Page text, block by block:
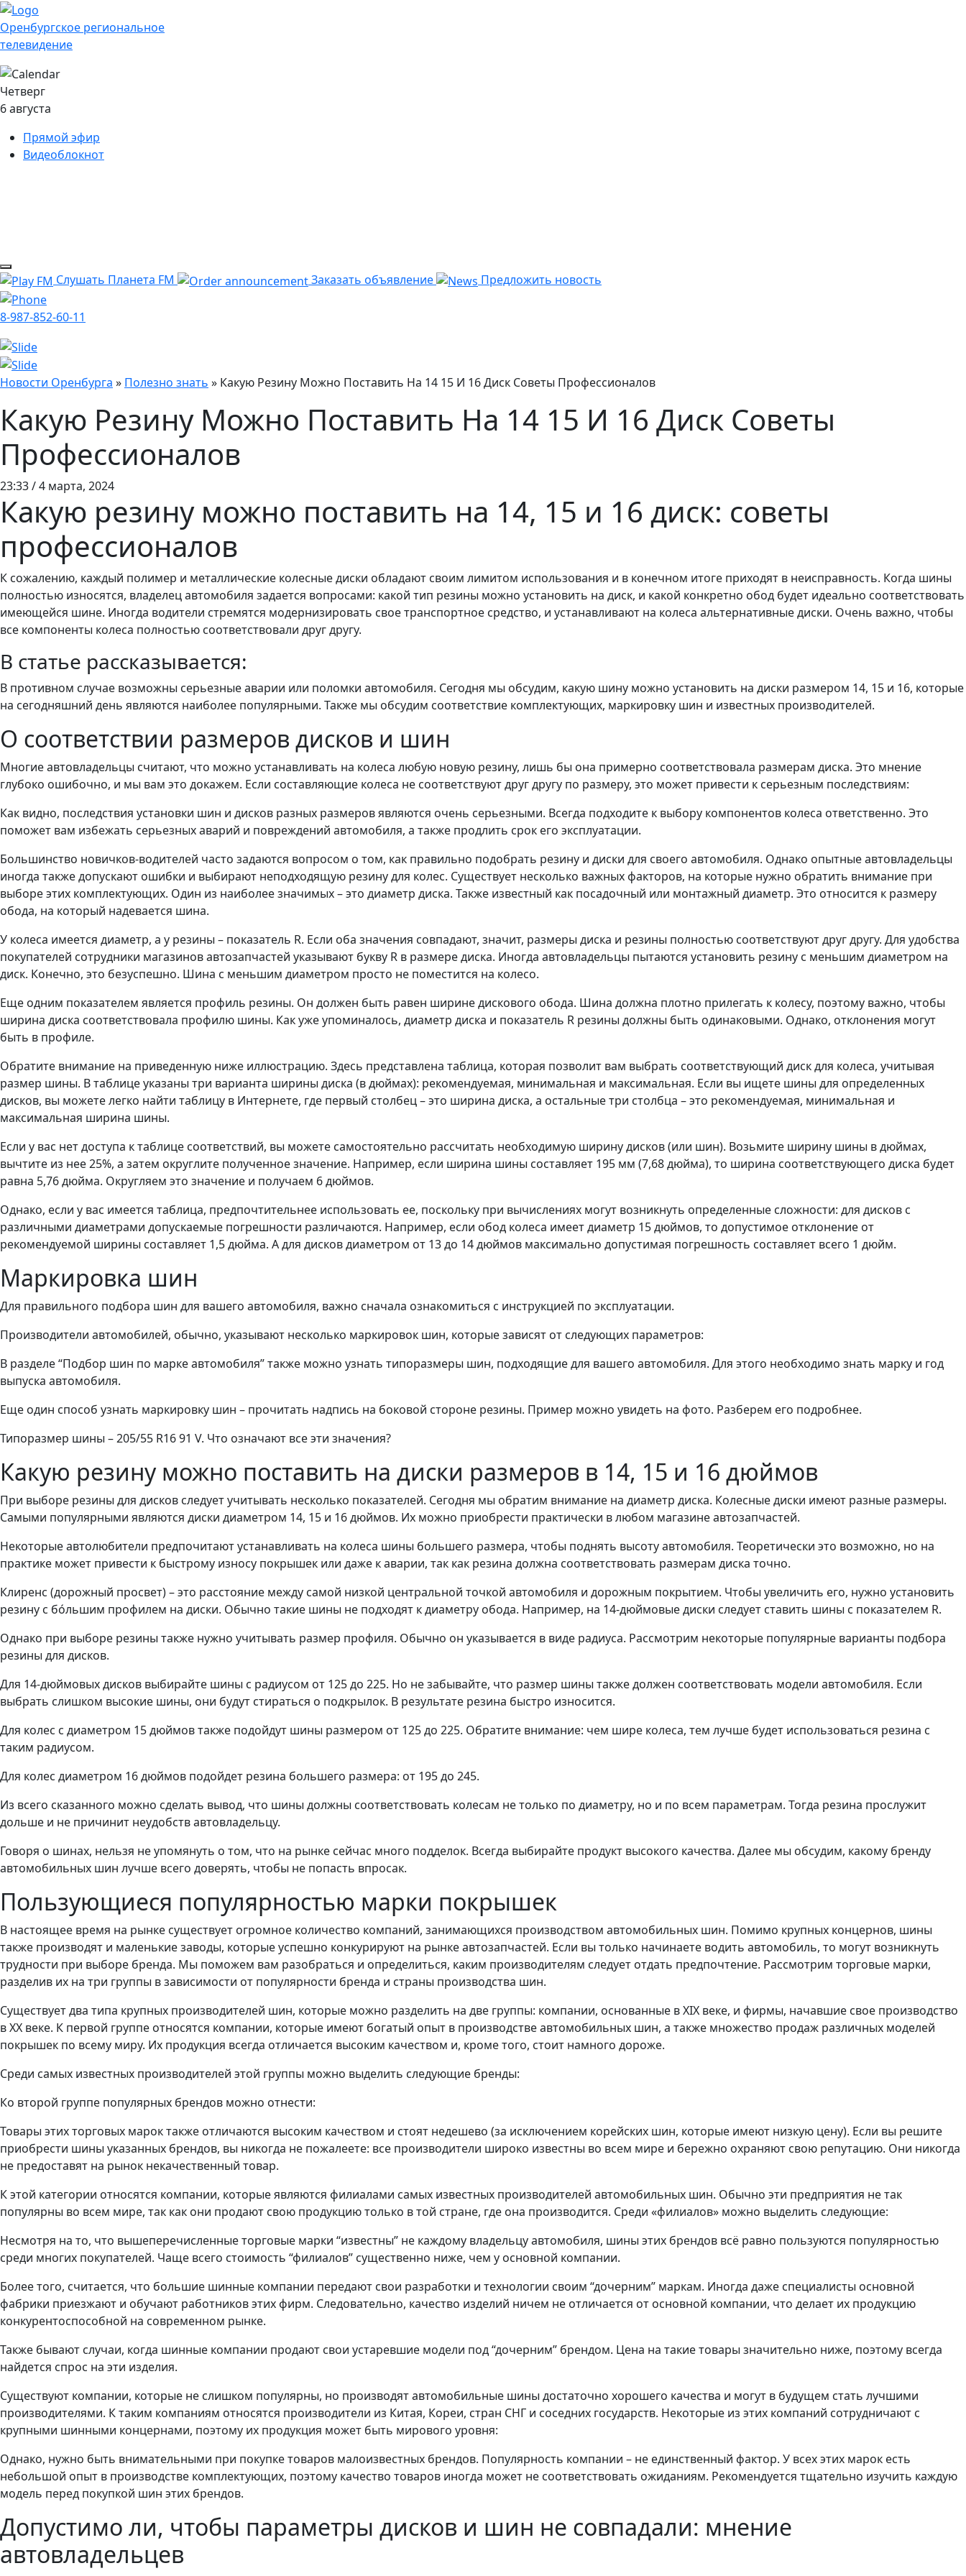
Оренбургское региональное
телевидение
Четверг
6 августа
Прямой эфир
Видеоблокнот
Слушать Планета FM Заказать объявление Предложить новость
8-987-852-60-11
Новости Оренбурга » Полезно знать » Какую Резину Можно Поставить На 14 15 И 16 Диск Советы Профессионалов
Какую Резину Можно Поставить На 14 15 И 16 Диск Советы
Профессионалов
23:33 / 4 марта, 2024
Какую резину можно поставить на 14, 15 и 16 диск: советы
профессионалов
К сожалению, каждый полимер и металлические колесные диски обладают своим лимитом использования и в конечном итоге приходят в неисправность. Когда шины
полностью износятся, владелец автомобиля задается вопросами: какой тип резины можно установить на диск, и какой конкретно обод будет идеально соответствовать
имеющейся шине. Иногда водители стремятся модернизировать свое транспортное средство, и устанавливают на колеса альтернативные диски. Очень важно, чтобы
все компоненты колеса полностью соответствовали друг другу.
В статье рассказывается:
В противном случае возможны серьезные аварии или поломки автомобиля. Сегодня мы обсудим, какую шину можно установить на диски размером 14, 15 и 16, которые
на сегодняшний день являются наиболее популярными. Также мы обсудим соответствие комплектующих, маркировку шин и известных производителей.
О соответствии размеров дисков и шин
Многие автовладельцы считают, что можно устанавливать на колеса любую новую резину, лишь бы она примерно соответствовала размерам диска. Это мнение
глубоко ошибочно, и мы вам это докажем. Если составляющие колеса не соответствуют друг другу по размеру, это может привести к серьезным последствиям:
Как видно, последствия установки шин и дисков разных размеров являются очень серьезными. Всегда подходите к выбору компонентов колеса ответственно. Это
поможет вам избежать серьезных аварий и повреждений автомобиля, а также продлить срок его эксплуатации.
Большинство новичков-водителей часто задаются вопросом о том, как правильно подобрать резину и диски для своего автомобиля. Однако опытные автовладельцы
иногда также допускают ошибки и выбирают неподходящую резину для колес. Существует несколько важных факторов, на которые нужно обратить внимание при
выборе этих комплектующих. Один из наиболее значимых – это диаметр диска. Также известный как посадочный или монтажный диаметр. Это относится к размеру
обода, на который надевается шина.
У колеса имеется диаметр, а у резины – показатель R. Если оба значения совпадают, значит, размеры диска и резины полностью соответствуют друг другу. Для удобства
покупателей сотрудники магазинов автозапчастей указывают букву R в размере диска. Иногда автовладельцы пытаются установить резину с меньшим диаметром на
диск. Конечно, это безуспешно. Шина с меньшим диаметром просто не поместится на колесо.
Еще одним показателем является профиль резины. Он должен быть равен ширине дискового обода. Шина должна плотно прилегать к колесу, поэтому важно, чтобы
ширина диска соответствовала профилю шины. Как уже упоминалось, диаметр диска и показатель R резины должны быть одинаковыми. Однако, отклонения могут
быть в профиле.
Обратите внимание на приведенную ниже иллюстрацию. Здесь представлена таблица, которая позволит вам выбрать соответствующий диск для колеса, учитывая
размер шины. В таблице указаны три варианта ширины диска (в дюймах): рекомендуемая, минимальная и максимальная. Если вы ищете шины для определенных
дисков, вы можете легко найти таблицу в Интернете, где первый столбец – это ширина диска, а остальные три столбца – это рекомендуемая, минимальная и
максимальная ширина шины.
Если у вас нет доступа к таблице соответствий, вы можете самостоятельно рассчитать необходимую ширину дисков (или шин). Возьмите ширину шины в дюймах,
вычтите из нее 25%, а затем округлите полученное значение. Например, если ширина шины составляет 195 мм (7,68 дюйма), то ширина соответствующего диска будет
равна 5,76 дюйма. Округляем это значение и получаем 6 дюймов.
Однако, если у вас имеется таблица, предпочтительнее использовать ее, поскольку при вычислениях могут возникнуть определенные сложности: для дисков с
различными диаметрами допускаемые погрешности различаются. Например, если обод колеса имеет диаметр 15 дюймов, то допустимое отклонение от
рекомендуемой ширины составляет 1,5 дюйма. А для дисков диаметром от 13 до 14 дюймов максимально допустимая погрешность составляет всего 1 дюйм.
Маркировка шин
Для правильного подбора шин для вашего автомобиля, важно сначала ознакомиться с инструкцией по эксплуатации.
Производители автомобилей, обычно, указывают несколько маркировок шин, которые зависят от следующих параметров:
В разделе “Подбор шин по марке автомобиля” также можно узнать типоразмеры шин, подходящие для вашего автомобиля. Для этого необходимо знать марку и год
выпуска автомобиля.
Еще один способ узнать маркировку шин – прочитать надпись на боковой стороне резины. Пример можно увидеть на фото. Разберем его подробнее.
Типоразмер шины – 205/55 R16 91 V. Что означают все эти значения?
Какую резину можно поставить на диски размеров в 14, 15 и 16 дюймов
При выборе резины для дисков следует учитывать несколько показателей. Сегодня мы обратим внимание на диаметр диска. Колесные диски имеют разные размеры.
Самыми популярными являются диски диаметром 14, 15 и 16 дюймов. Их можно приобрести практически в любом магазине автозапчастей.
Некоторые автолюбители предпочитают устанавливать на колеса шины большего размера, чтобы поднять высоту автомобиля. Теоретически это возможно, но на
практике может привести к быстрому износу покрышек или даже к аварии, так как резина должна соответствовать размерам диска точно.
Клиренс (дорожный просвет) – это расстояние между самой низкой центральной точкой автомобиля и дорожным покрытием. Чтобы увеличить его, нужно установить
резину с бóльшим профилем на диски. Обычно такие шины не подходят к диаметру обода. Например, на 14-дюймовые диски следует ставить шины с показателем R.
Однако при выборе резины также нужно учитывать размер профиля. Обычно он указывается в виде радиуса. Рассмотрим некоторые популярные варианты подбора
резины для дисков.
Для 14-дюймовых дисков выбирайте шины с радиусом от 125 до 225. Но не забывайте, что размер шины также должен соответствовать модели автомобиля. Если
выбрать слишком высокие шины, они будут стираться о подкрылок. В результате резина быстро износится.
Для колес с диаметром 15 дюймов также подойдут шины размером от 125 до 225. Обратите внимание: чем шире колеса, тем лучше будет использоваться резина с
таким радиусом.
Для колес диаметром 16 дюймов подойдет резина большего размера: от 195 до 245.
Из всего сказанного можно сделать вывод, что шины должны соответствовать колесам не только по диаметру, но и по всем параметрам. Тогда резина прослужит
дольше и не причинит неудобств автовладельцу.
Говоря о шинах, нельзя не упомянуть о том, что на рынке сейчас много подделок. Всегда выбирайте продукт высокого качества. Далее мы обсудим, какому бренду
автомобильных шин лучше всего доверять, чтобы не попасть впросак.
Пользующиеся популярностью марки покрышек
В настоящее время на рынке существует огромное количество компаний, занимающихся производством автомобильных шин. Помимо крупных концернов, шины
также производят и маленькие заводы, которые успешно конкурируют на рынке автозапчастей. Если вы только начинаете водить автомобиль, то могут возникнуть
трудности при выборе бренда. Мы поможем вам разобраться и определиться, каким производителям следует отдать предпочтение. Рассмотрим торговые марки,
разделив их на три группы в зависимости от популярности бренда и страны производства шин.
Существует два типа крупных производителей шин, которые можно разделить на две группы: компании, основанные в XIX веке, и фирмы, начавшие свое производство
в XX веке. К первой группе относятся компании, которые имеют богатый опыт в производстве автомобильных шин, а также множество продаж различных моделей
покрышек по всему миру. Их продукция всегда отличается высоким качеством и, кроме того, стоит намного дороже.
Среди самых известных производителей этой группы можно выделить следующие бренды:
Ко второй группе популярных брендов можно отнести:
Товары этих торговых марок также отличаются высоким качеством и стоят недешево (за исключением корейских шин, которые имеют низкую цену). Если вы решите
приобрести шины указанных брендов, вы никогда не пожалеете: все производители широко известны во всем мире и бережно охраняют свою репутацию. Они никогда
не предоставят на рынок некачественный товар.
К этой категории относятся компании, которые являются филиалами самых известных производителей автомобильных шин. Обычно эти предприятия не так
популярны во всем мире, так как они продают свою продукцию только в той стране, где она производится. Среди «филиалов» можно выделить следующие:
Несмотря на то, что вышеперечисленные торговые марки “известны” не каждому владельцу автомобиля, шины этих брендов всё равно пользуются популярностью
среди многих покупателей. Чаще всего стоимость “филиалов” существенно ниже, чем у основной компании.
Более того, считается, что большие шинные компании передают свои разработки и технологии своим “дочерним” маркам. Иногда даже специалисты основной
фабрики приезжают и обучают работников этих фирм. Следовательно, качество изделий ничем не отличается от основной компании, что делает их продукцию
конкурентоспособной на современном рынке.
Также бывают случаи, когда шинные компании продают свои устаревшие модели под “дочерним” брендом. Цена на такие товары значительно ниже, поэтому всегда
найдется спрос на эти изделия.
Существуют компании, которые не слишком популярны, но производят автомобильные шины достаточно хорошего качества и могут в будущем стать лучшими
производителями. К таким компаниям относятся производители из Китая, Кореи, стран СНГ и соседних государств. Некоторые из этих компаний сотрудничают с
крупными шинными концернами, поэтому их продукция может быть мирового уровня:
Однако, нужно быть внимательными при покупке товаров малоизвестных брендов. Популярность компании – не единственный фактор. У всех этих марок есть
небольшой опыт в производстве комплектующих, поэтому качество товаров иногда может не соответствовать ожиданиям. Рекомендуется тщательно изучить каждую
модель перед покупкой шин этих брендов.
Допустимо ли, чтобы параметры дисков и шин не совпадали: мнение
автовладельцев